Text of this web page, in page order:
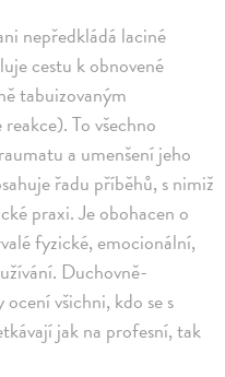
nepředkládá laciné
cestu k obnovené
tabuizovaným
To všechno
a umenšení jeho
řadu příběhů, s nimiž
praxi. Je obohacen o
fyzické, emocionální,
Duchovně-
všichni, kdo se s
jak na profesní, tak